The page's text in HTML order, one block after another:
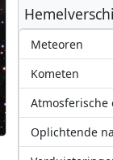
Meteoren
Kometen
Atmosferische
Oplichtende